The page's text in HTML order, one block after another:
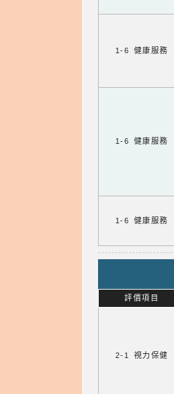
1-6 健康服務
1-6 健康服務
1-6 健康服務
評價項目
2-1 視力保健